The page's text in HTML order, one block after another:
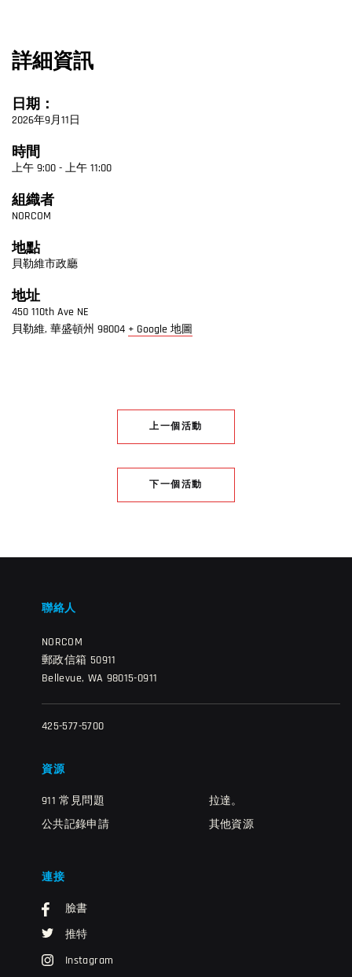
詳細資訊
日期：
2026年9月11日
時間
上午 9:00 - 上午 11:00
組織者
NORCOM
地點
貝勒維市政廳
地址
450 110th Ave NE
貝勒維, 華盛頓州 98004 + Google 地圖
上一個活動
下一個活動
聯絡人
NORCOM
郵政信箱 50911
Bellevue, WA 98015-0911
425-577-5700
資源
911 常見問題
公共記錄申請
拉達。
其他資源
連接
臉書
推特
Instagram